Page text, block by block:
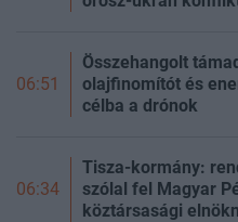
06:51
Összehangolt
olajfinomítót és
célba a drónok
06:34
Tisza-kormány:
szólal fel Magyar
köztársasági